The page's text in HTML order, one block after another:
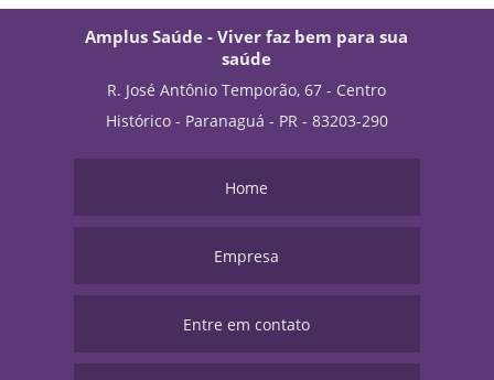
Amplus Saúde - Viver faz bem para sua
saúde
R. José Antônio Temporão, 67 - Centro
Histórico - Paranaguá - PR - 83203-290
Home
Empresa
Entre em contato